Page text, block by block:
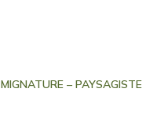
MIGNATURE – PAYSAGISTE